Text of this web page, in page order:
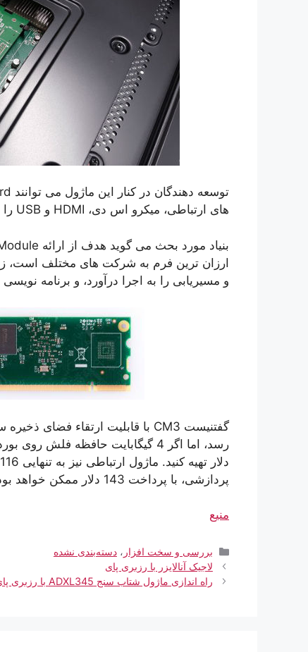
های ارتباطی، میکرو اس دی، HDMI و USB را در اختیار آنها قرار می دهد.
ارزان ترین فرم به شرکت های مختلف است،
و مسیریابی را به اجرا درآورد، و برنامه
پردازشی، با پرداخت 143 دلار ممکن خواهد بود.
منیع
دسته‌ها
بررسی و سخت افزار ،دسته‌بندی نشده
لاجیک آنالایزر با رزبری پای
راه اندازی ماژول شتاب سنج ADXL345 با رزبری پای